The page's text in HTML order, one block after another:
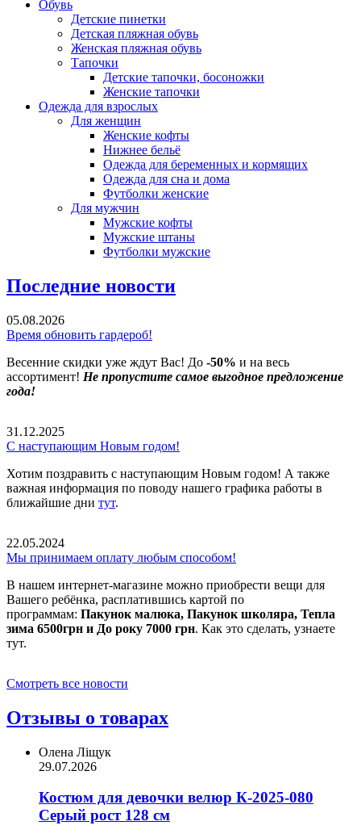
Обувь
Детские пинетки
Детская пляжная обувь
Женская пляжная обувь
Тапочки
Детские тапочки, босоножки
Женские тапочки
Одежда для взрослых
Для женщин
Женские кофты
Нижнее бельё
Одежда для беременных и кормящих
Одежда для сна и дома
Футболки женские
Для мужчин
Мужские кофты
Мужские штаны
Футболки мужские
Последние новости
05.08.2026
Время обновить гардероб!
Весенние скидки уже ждут Вас! До -50% и на весь
ассортимент! Не пропустите самое выгодное предложение
года!
31.12.2025
С наступающим Новым годом!
Хотим поздравить с наступающим Новым годом! А также
важная информация по поводу нашего графика работы в
ближайшие дни тут.
22.05.2024
Мы принимаем оплату любым способом!
В нашем интернет-магазине можно приобрести вещи для
Вашего ребёнка, расплатившись картой по
программам: Пакунок малюка, Пакунок школяра, Тепла
зима 6500грн и До року 7000 грн. Как это сделать, узнаете
тут.
Смотреть все новости
Отзывы о товарах
Олена Ліщук
29.07.2026
Костюм для девочки велюр К-2025-080
Серый рост 128 см